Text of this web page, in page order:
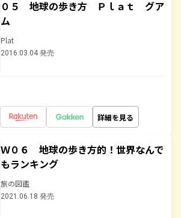
０５ 地球の歩き方 Ｐｌａｔ グア
ム
Plat
2016.03.04 発売
詳細を見る
Ｗ０６ 地球の歩き方的！世界なんで
もランキング
旅の図鑑
2021.06.18 発売